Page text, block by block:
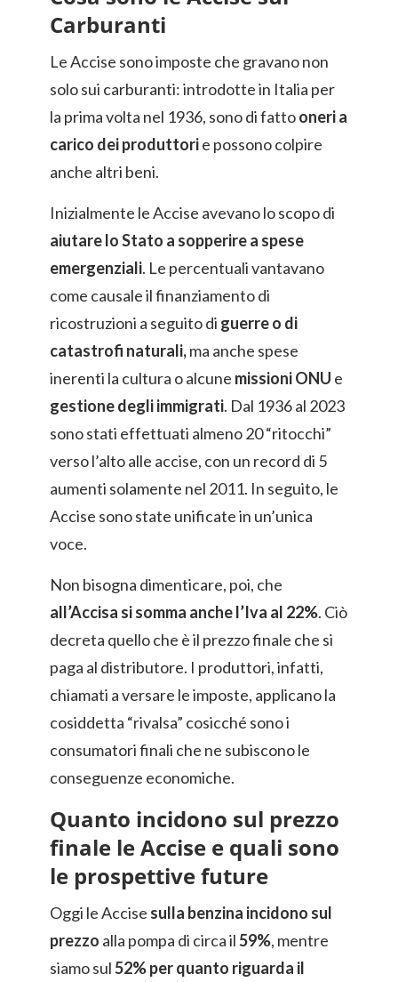
Carburanti
Le Accise sono imposte che gravano non
solo sui carburanti: introdotte in Italia per
la prima volta nel 1936, sono di fattooneri a
carico dei produttorie possono colpire
anche altri beni.
Inizialmente le Accise avevano lo scopo di
aiutare lo Stato a sopperire a spese
emergenziali. Le percentuali vantavano
come causale il finanziamento di
ricostruzioni a seguito di guerre o di
catastrofi naturali,ma anche spese
inerenti la cultura o alcune missioni ONU e
gestione degli immigrati. Dal 1936 al 2023
sono stati effettuati almeno 20 “ritocchi”
verso l’alto alle accise, con un record di 5
aumenti solamente nel 2011. In seguito, le
Accise sono state unificate in un’unica
voce.
Non bisogna dimenticare, poi, che
all’Accisa si somma anche l’Iva al 22%. Ciò
decreta quello che è il prezzo finale che si
paga al distributore. I produttori, infatti,
chiamati a versare le imposte, applicano la
cosiddetta “rivalsa” cosicché sono i
consumatori finali che ne subiscono le
conseguenze economiche.
Quanto incidono sul prezzo
finale le Accise e quali sono
le prospettive future
Oggi le Accise sulla benzina incidono sul
prezzo alla pompa di circa il59%, mentre
siamo sul52% per quanto riguarda il